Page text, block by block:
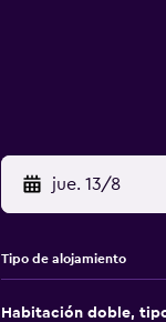
jue. 13/8
Tipo de alojamiento
Habitación doble,